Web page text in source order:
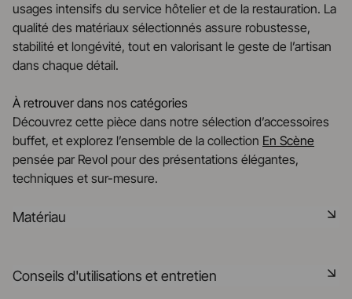
usages intensifs du service hôtelier et de la restauration. La
qualité des matériaux sélectionnés assure robustesse,
stabilité et longévité, tout en valorisant le geste de l’artisan
dans chaque détail.
À retrouver dans nos catégories
Découvrez cette pièce dans notre sélection d’accessoires
buffet, et explorez l’ensemble de la collection En Scène
pensée par Revol pour des présentations élégantes,
techniques et sur-mesure.
Matériau
avec le plus grand soin. Le matériau Nacryl®, matériau
Conseils d'utilisations et entretien